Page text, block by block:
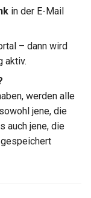
order ski tickets
work with ski
parking
in der E-Mail
– dann wird
aktiv.
werden alle
jene, die
auch jene, die